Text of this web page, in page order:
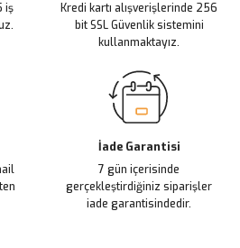
iş
Kredi kartı alışverişlerinde 256
bit SSL Güvenlik sistemini
kullanmaktayız.
İade Garantisi
7 gün içerisinde
gerçekleştirdiğiniz siparişler
iade garantisindedir.